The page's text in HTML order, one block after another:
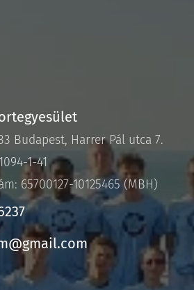
Budapest, Harrer Pál utca 7.
1-41
65700127-10125465 (MBH)